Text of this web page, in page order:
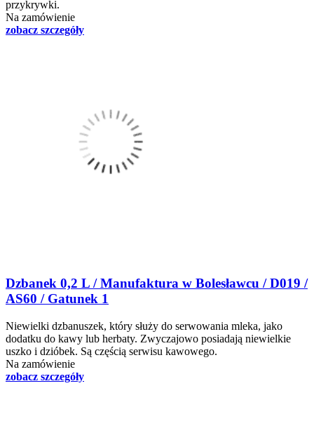
przykrywki.
Na zamówienie
zobacz szczegóły
Dzbanek 0,2 L / Manufaktura w Bolesławcu / D019 /
AS60 / Gatunek 1
Niewielki dzbanuszek, który służy do serwowania mleka, jako
dodatku do kawy lub herbaty. Zwyczajowo posiadają niewielkie
uszko i dzióbek. Są częścią serwisu kawowego.
Na zamówienie
zobacz szczegóły